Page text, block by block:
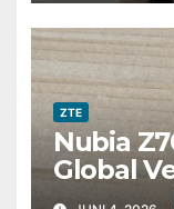
ZTE
Nubia
Global